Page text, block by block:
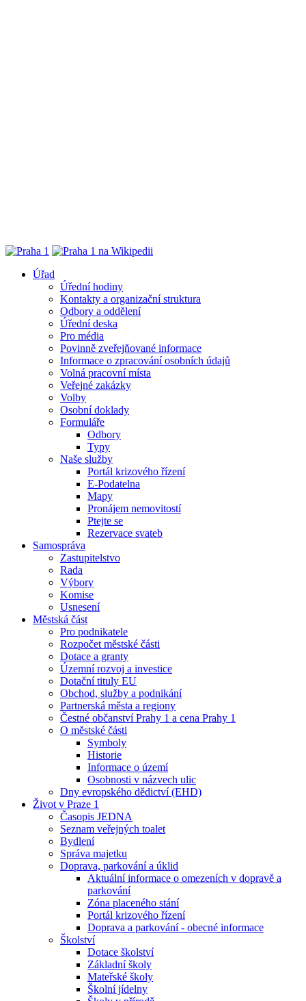
Úřad
Úřední hodiny
Kontakty a organizační struktura
Odbory a oddělení
Úřední deska
Pro média
Povinně zveřejňované informace
Informace o zpracování osobních údajů
Volná pracovní místa
Veřejné zakázky
Volby
Osobní doklady
Formuláře
Odbory
Typy
Naše služby
Portál krizového řízení
E-Podatelna
Mapy
Pronájem nemovitostí
Ptejte se
Rezervace svateb
Samospráva
Zastupitelstvo
Rada
Výbory
Komise
Usnesení
Městská část
Pro podnikatele
Rozpočet městské části
Dotace a granty
Územní rozvoj a investice
Dotační tituly EU
Obchod, služby a podnikání
Partnerská města a regiony
Čestné občanství Prahy 1 a cena Prahy 1
O městské části
Symboly
Historie
Informace o území
Osobnosti v názvech ulic
Dny evropského dědictví (EHD)
Život v Praze 1
Časopis JEDNA
Seznam veřejných toalet
Bydlení
Správa majetku
Doprava, parkování a úklid
Aktuální informace o omezeních v dopravě a
parkování
Zóna placeného stání
Portál krizového řízení
Doprava a parkování - obecné informace
Školství
Dotace školství
Základní školy
Mateřské školy
Školní jídelny